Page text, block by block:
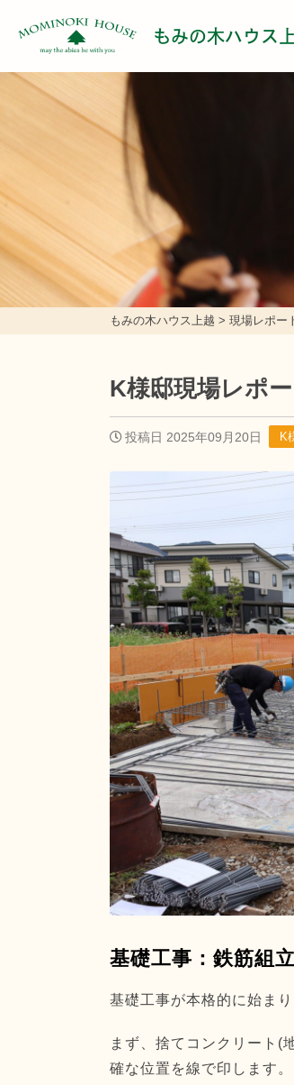
もみの木ハウス
もみの木ハウス上越 > 現場レポー
K様邸現場レポ
投稿日 2025年09月20日 K
基礎工事：鉄筋組
基礎工事が本格的に始まり
まず、捨てコンクリート(
確な位置を線で印します